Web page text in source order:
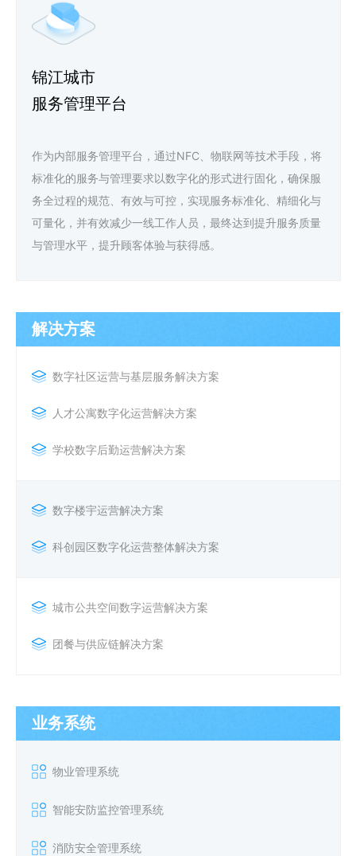
锦江城市
服务管理平台
作为内部服务管理平台，通过NFC、物联网等技术手段，将
标准化的服务与管理要求以数字化的形式进行固化，确保服
务全过程的规范、有效与可控，实现服务标准化、精细化与
可量化，并有效减少一线工作人员，最终达到提升服务质量
与管理水平，提升顾客体验与获得感。
解决方案
数字社区运营与基层服务解决方案
人才公寓数字化运营解决方案
学校数字后勤运营解决方案
数字楼宇运营解决方案
科创园区数字化运营整体解决方案
城市公共空间数字运营解决方案
团餐与供应链解决方案
业务系统
物业管理系统
智能安防监控管理系统
消防安全管理系统